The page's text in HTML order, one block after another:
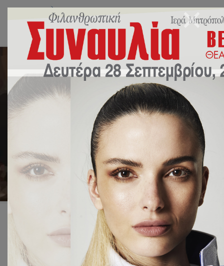
Εορτή λήξης σχολικού
έτους 2022-2023, στο
Βεάκειο Θέατρο Πειραιά
17 Ιουνίου 2023 NEA,ΔΡΑΣΕΙΣ byΕυάγγελος
Εορτή λήξης σχολικού έτους 2022-2023, στο Βεάκειο Θέατρο Πειραιά